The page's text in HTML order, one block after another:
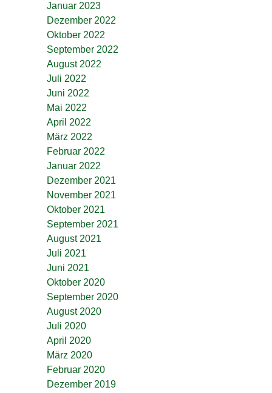
Januar 2023
Dezember 2022
Oktober 2022
September 2022
August 2022
Juli 2022
Juni 2022
Mai 2022
April 2022
März 2022
Februar 2022
Januar 2022
Dezember 2021
November 2021
Oktober 2021
September 2021
August 2021
Juli 2021
Juni 2021
Oktober 2020
September 2020
August 2020
Juli 2020
April 2020
März 2020
Februar 2020
Dezember 2019